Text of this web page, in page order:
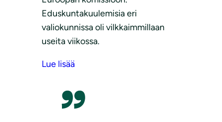
Eduskuntakuulemisia eri
valiokunnissa oli vilkkaimmillaan
useita viikossa.
Lue lisää